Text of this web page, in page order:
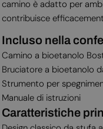
camino è adatto per
contribuisce
Incluso nella
Camino a bioetanolo
Bruciatore a bioetanolo
Strumento per
Manuale di istruzioni
Caratteristiche